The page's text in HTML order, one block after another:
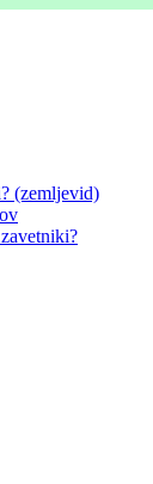
(zemljevid)